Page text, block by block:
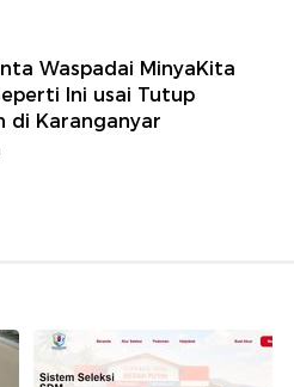
Waspadai MinyaKita
Ini usai Tutup
di Karanganyar